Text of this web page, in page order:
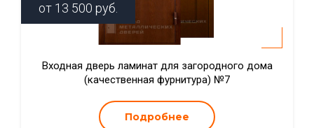
от 13 500 руб.
Входная дверь ламинат для загородного дома
(качественная фурнитура) №7
Подробнее